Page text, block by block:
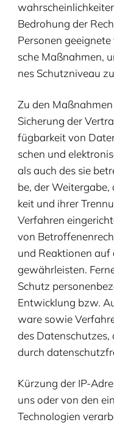
Bedro­hung der
Per­so­nen
sche Maß­nah­men,
nes Schutz­ni­veau
Zu den
Siche­rung der
füg­bar­keit von
schen und
als auch des sie
be, der
keit und ihrer
Ver­fah­ren
von
und Reak­tio­nen
gewähr­leis­ten.
Schutz
Ent­wick­lung bzw.
ware sowie
des
durch
Kür­zung der IP-
uns oder von den
Tech­no­lo­gien